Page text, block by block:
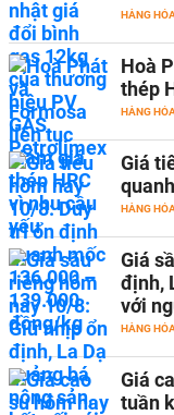
HÀNG
Hoà
thép
HÀNG
Giá
HÀNG
Giá
định,
với
HÀNG
Giá
tuần